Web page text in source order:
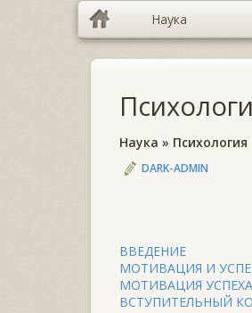
Наука
Наука » Психология
DARK-ADMIN
ВВЕДЕНИЕ
МОТИВАЦИЯ И
МОТИВАЦИЯ
ВСТУПИТЕЛЬНЫЙ